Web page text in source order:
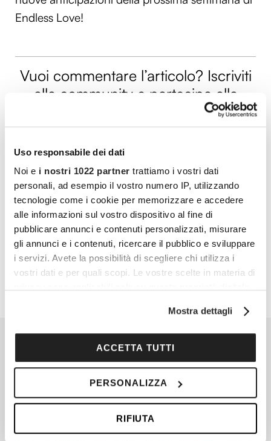
Uso responsabile dei dati
Noi e i nostri 1022 partner trattiamo i vostri dati
personali, ad esempio il vostro numero IP, utilizzando
tecnologie come i cookie per memorizzare e accedere
alle informazioni sul vostro dispositivo al fine di
pubblicare annunci e contenuti personalizzati, misurare
gli annunci e i contenuti, ricercare il pubblico e sviluppare
i servizi. Avete la possibilità di scegliere chi utilizza i
vostri dati e per quali scopi. Le vostre scelte in materia di
modificare o revocare il proprio consenso in qualsiasi
sull'icona di attivazione della privacy.
raccogliere informazioni sulla tua posizione
geografica, con un'approssimazione di qualche
Identificare il tuo dispositivo, scansionandolo
Mostra dettagli
ACCETTA TUTTI
PERSONALIZZA
RIFIUTA
Endless Love!
Vuoi commentare l’articolo? Iscriviti
alla community e partecipa alla
persone appassionate, piene di interessi e
gratitudine nei confronti della vita, per offrire
loro esperienze di socialità e risorse per vivere
al meglio.
PARTECIPA ANCHE TU